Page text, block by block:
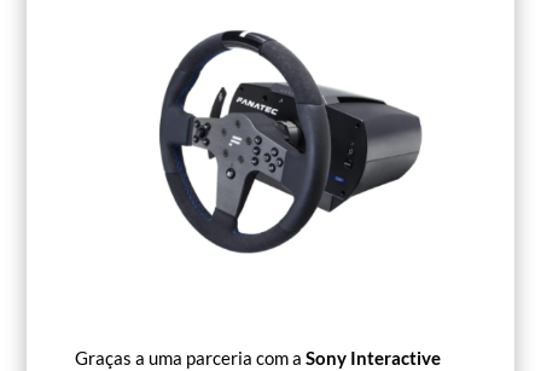
Graças a uma parceria com aSony Interactive